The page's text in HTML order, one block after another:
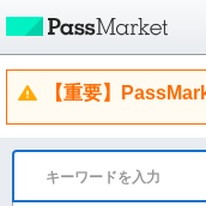
【重要】